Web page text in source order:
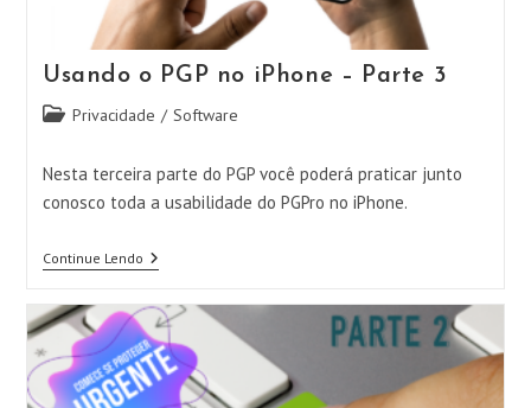
Usando o PGP no iPhone – Parte 3
Categoria
post:
Privacidade / Software
Nesta terceira parte do PGP você poderá praticar junto
conosco toda a usabilidade do PGPro no iPhone.
Continue LendoUsando
O
No
IPhone
–
Parte
3